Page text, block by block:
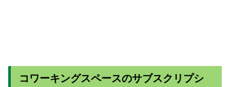
コワーキングスペースのサブスクリプシ